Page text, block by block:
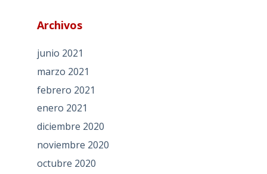
Archivos
junio 2021
marzo 2021
febrero 2021
enero 2021
diciembre 2020
noviembre 2020
octubre 2020